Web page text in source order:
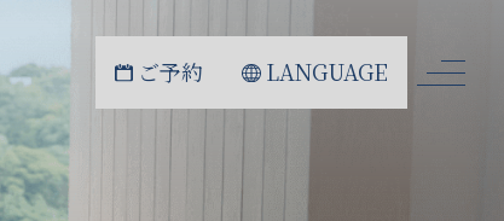
ご予約 LANGUAGE